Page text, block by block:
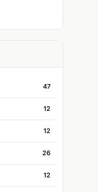
47
12
12
26
12